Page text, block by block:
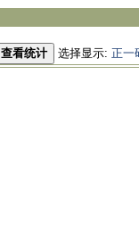
查看统计 选择显示: 正一